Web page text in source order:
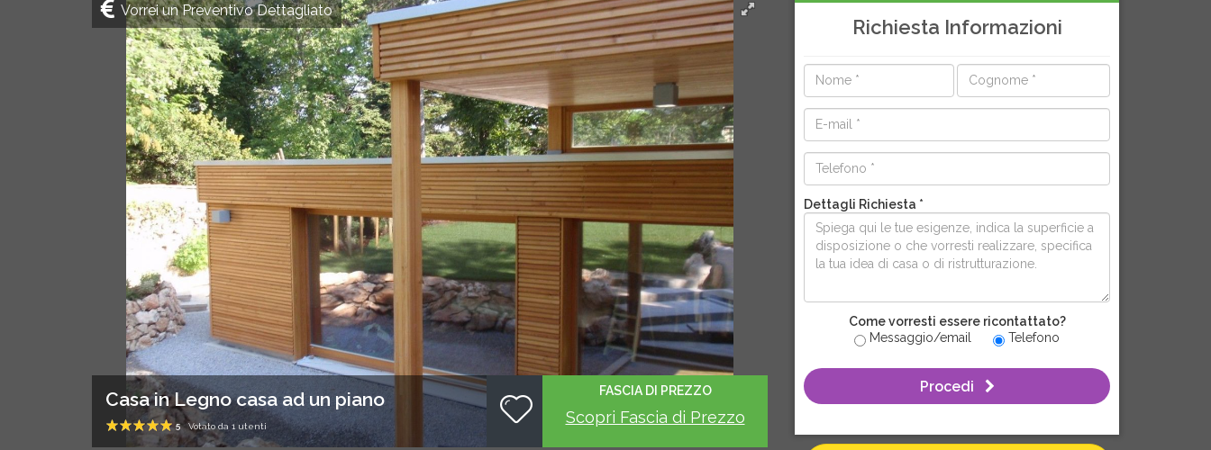
Casa in Legno casa ad un piano
5
5Votato da 1 utenti
FASCIA DI PREZZO
Scopri Fascia di Prezzo
Vorrei un Preventivo Dettagliato
Richiesta Informazioni
Dettagli Richiesta *
Come vorresti essere ricontattato?
Messaggio/email
Telefono
Procedi